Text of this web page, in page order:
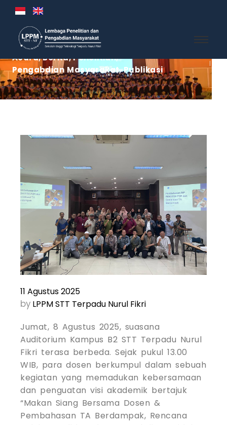
Acara,Berita,Penelitian,
Pengabdian Masyarakat,Publikasi
11 Agustus 2025
by LPPM STT Terpadu Nurul Fikri
Jumat, 8 Agustus 2025, suasana
Auditorium Kampus B2 STT Terpadu Nurul
Fikri terasa berbeda. Sejak pukul 13.00
WIB, para dosen berkumpul dalam sebuah
kegiatan yang memadukan kebersamaan
dan penguatan visi akademik bertajuk
“Makan Siang Bersama Dosen &
Pembahasan TA Berdampak, Rencana